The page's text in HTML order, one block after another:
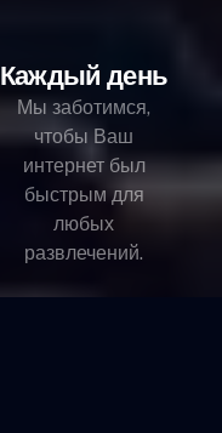
Каждый день
Мы заботимся,
чтобы Ваш
интернет был
быстрым для
любых
развлечений.